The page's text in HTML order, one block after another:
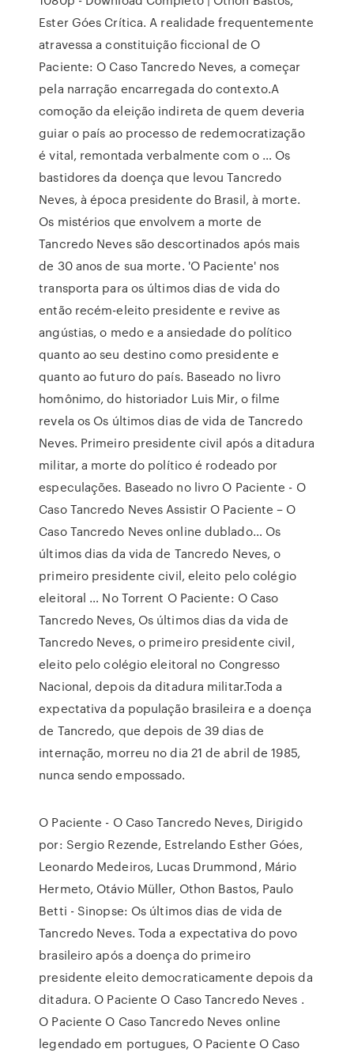
Ester Góes Crítica. A realidade frequentemente
atravessa a constituição ficcional de O
Paciente: O Caso Tancredo Neves, a começar
pela narração encarregada do contexto.A
comoção da eleição indireta de quem deveria
guiar o país ao processo de redemocratização
é vital, remontada verbalmente com o … Os
bastidores da doença que levou Tancredo
Neves, à época presidente do Brasil, à morte.
Os mistérios que envolvem a morte de
Tancredo Neves são descortinados após mais
de 30 anos de sua morte. 'O Paciente' nos
transporta para os últimos dias de vida do
então recém-eleito presidente e revive as
angústias, o medo e a ansiedade do político
quanto ao seu destino como presidente e
quanto ao futuro do país. Baseado no livro
homônimo, do historiador Luis Mir, o filme
revela os Os últimos dias de vida de Tancredo
Neves. Primeiro presidente civil após a ditadura
militar, a morte do político é rodeado por
especulações. Baseado no livro O Paciente - O
Caso Tancredo Neves Assistir O Paciente – O
Caso Tancredo Neves online dublado… Os
últimos dias da vida de Tancredo Neves, o
primeiro presidente civil, eleito pelo colégio
eleitoral … No Torrent O Paciente: O Caso
Tancredo Neves, Os últimos dias da vida de
Tancredo Neves, o primeiro presidente civil,
eleito pelo colégio eleitoral no Congresso
Nacional, depois da ditadura militar.Toda a
expectativa da população brasileira e a doença
de Tancredo, que depois de 39 dias de
internação, morreu no dia 21 de abril de 1985,
nunca sendo empossado.
O Paciente - O Caso Tancredo Neves, Dirigido
por: Sergio Rezende, Estrelando Esther Góes,
Leonardo Medeiros, Lucas Drummond, Mário
Hermeto, Otávio Müller, Othon Bastos, Paulo
Betti - Sinopse: Os últimos dias de vida de
Tancredo Neves. Toda a expectativa do povo
brasileiro após a doença do primeiro
presidente eleito democraticamente depois da
ditadura. O Paciente O Caso Tancredo Neves .
O Paciente O Caso Tancredo Neves online
legendado em portugues, O Paciente O Caso